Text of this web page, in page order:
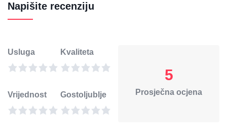
Napišite recenziju
Usluga Kvaliteta
Vrijednost Gostoljublje
5
Prosječna ocjena